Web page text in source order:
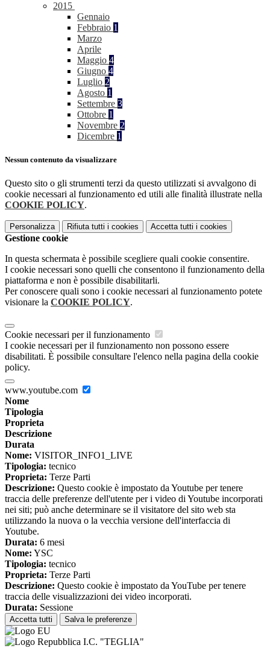
2015
Gennaio
Febbraio 1
Marzo
Aprile
Maggio 4
Giugno 4
Luglio 2
Agosto 1
Settembre 3
Ottobre 1
Novembre 2
Dicembre 1
Nessun contenuto da visualizzare
Questo sito o gli strumenti terzi da questo utilizzati si avvalgono di
cookie necessari al funzionamento ed utili alle finalità illustrate nella
COOKIE POLICY.
Personalizza Rifiuta tutti i cookies Accetta tutti i cookies
Gestione cookie
In questa schermata è possibile scegliere quali cookie consentire.
I cookie necessari sono quelli che consentono il funzionamento della
piattaforma e non è possibile disabilitarli.
Per conoscere quali sono i cookie necessari al funzionamento potete
visionare la COOKIE POLICY.
Cookie necessari per il funzionamento
I cookie necessari per il funzionamento non possono essere
disabilitati. È possibile consultare l'elenco nella pagina della cookie
policy.
www.youtube.com
Nome
Tipologia
Proprieta
Descrizione
Durata
Nome: VISITOR_INFO1_LIVE
Tipologia: tecnico
Proprieta: Terze Parti
Descrizione: Questo cookie è impostato da Youtube per tenere
traccia delle preferenze dell'utente per i video di Youtube incorporati
nei siti; può anche determinare se il visitatore del sito web sta
utilizzando la nuova o la vecchia versione dell'interfaccia di
Youtube.
Durata: 6 mesi
Nome: YSC
Tipologia: tecnico
Proprieta: Terze Parti
Descrizione: Questo cookie è impostato da YouTube per tenere
traccia delle visualizzazioni dei video incorporati.
Durata: Sessione
Accetta tutti Salva le preferenze
I.C. "TEGLIA"